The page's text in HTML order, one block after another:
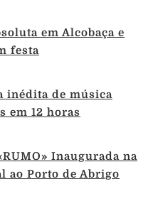
em Alcobaça e
festa
inédita de música
em 12 horas
Inaugurada na
ao Porto de Abrigo